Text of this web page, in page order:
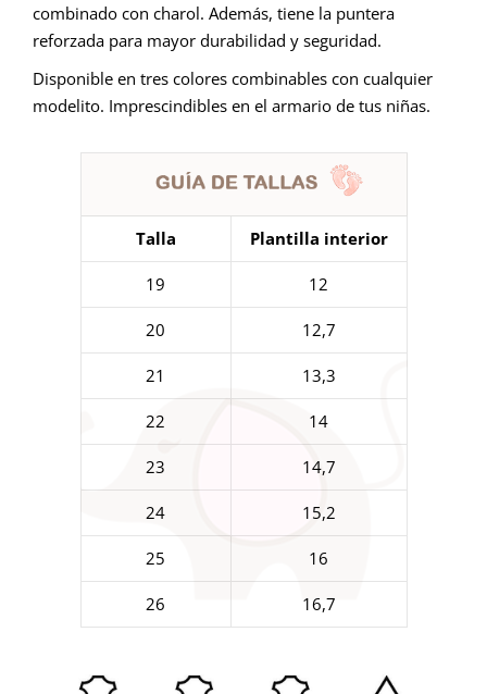
combinado con charol. Además, tiene la puntera
reforzada para mayor durabilidad y seguridad.
Disponible en tres colores combinables con cualquier
modelito. Imprescindibles en el armario de tus niñas.
Talla Plantilla interior
19 12
20 12,7
21 13,3
22 14
23 14,7
24 15,2
25 16
26 16,7